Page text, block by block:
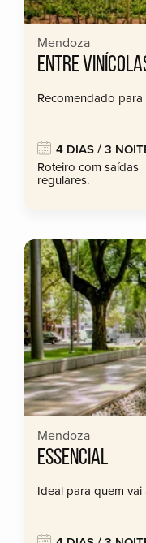
Mendoza
ENTRE
Recomendado
4 DIAS / 3
Roteiro com saídas
regulares.
Mendoza
ESSENCIAL
Ideal para quem